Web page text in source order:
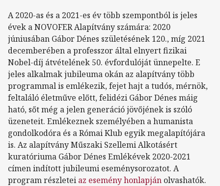
A 2020-as és a 2021-es év több szempontból is jeles
évek a NOVOFER Alapítvány számára: 2020
júniusában Gábor Dénes születésének 120., míg 2021
decemberében a professzor által elnyert fizikai
Nobel-díj átvételének 50. évfordulóját ünnepelte. E
jeles alkalmak jubileuma okán az alapítvány több
programmal is emlékezik, fejet hajt a tudós, mérnök,
feltaláló életműve előtt, felidézi Gábor Dénes máig
ható, sőt még a jelen generáció jövőjének is szóló
üzeneteit. Emlékeznek személyében a humanista
gondolkodóra és a Római Klub egyik megalapítójára
is. Az alapítvány Műszaki Szellemi Alkotásért
kuratóriuma Gábor Dénes Emlékévek 2020-2021
címen indított jubileumi eseménysorozatot. A
program részletei az esemény honlapján olvashatók.